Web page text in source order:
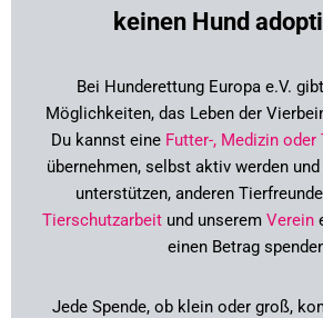
keinen Hund
Bei Hunderettung Europa e.V.
Möglichkeiten, das Leben der
Du kannst eine Futter-, Medizin
übernehmen, selbst aktiv werden und
unterstützen, anderen
Tierschutzarbeitund unserem Verein
einen Betrag
Jede Spende, ob klein oder groß,